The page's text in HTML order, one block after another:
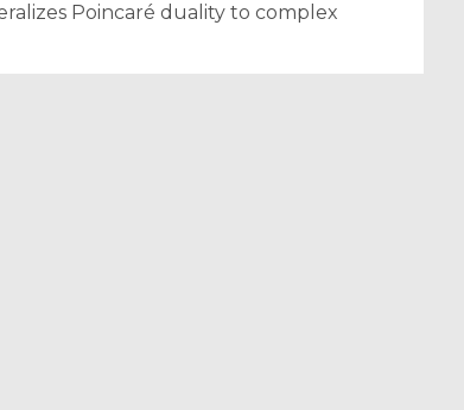
Poincaré duality to complex